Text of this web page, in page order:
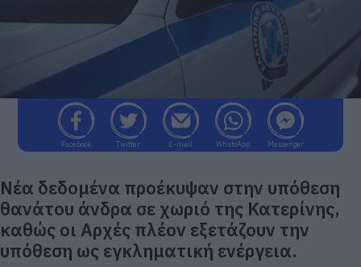
Facebook Twitter E-mail WhatsApp Messenger
Νέα δεδομένα προέκυψαν στην υπόθεση
θανάτου άνδρα σε χωριό της Κατερίνης,
καθώς οι Αρχές πλέον εξετάζουν την
υπόθεση ως εγκληματική ενέργεια.